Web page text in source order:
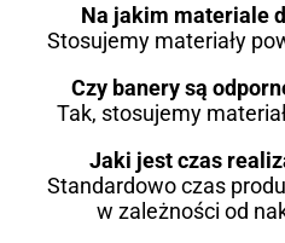
Na jakim materiale
Stosujemy materiały
Czy banery są
Tak, stosujemy
Jaki jest czas
Standardowo czas
w zależności od